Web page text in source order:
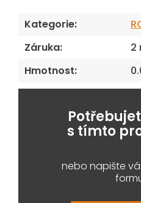
Kategorie:
Záruka:
2
Hmotnost:
s tímto
nebo napište